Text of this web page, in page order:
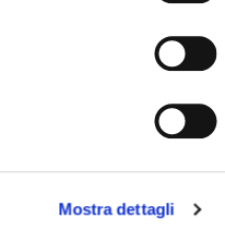
Mostra dettagli
944
953
954